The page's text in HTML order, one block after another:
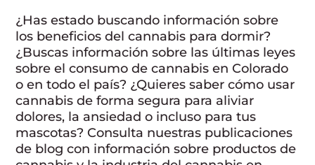
¿Has estado buscando información sobre
los beneficios del cannabis para dormir?
¿Buscas información sobre las últimas leyes
sobre el consumo de cannabis en Colorado
o en todo el país? ¿Quieres saber cómo usar
cannabis de forma segura para aliviar
dolores, la ansiedad o incluso para tus
mascotas? Consulta nuestras publicaciones
de blog con información sobre productos de